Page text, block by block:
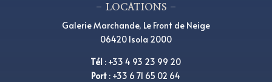
– LOCATIONS –
Galerie Marchande, Le Front de Neige
06420 Isola 2000
Tél : +33 4 93 23 99 20
Port : +33 6 71 65 02 64